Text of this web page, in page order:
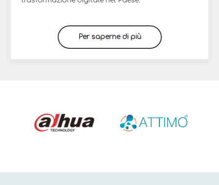
Per saperne di più